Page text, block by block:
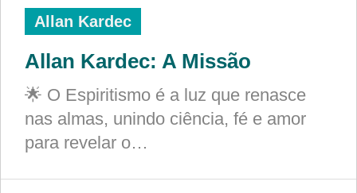
Allan Kardec
Allan Kardec: A Missão
🌟 O Espiritismo é a luz que renasce
nas almas, unindo ciência, fé e amor
para revelar o…